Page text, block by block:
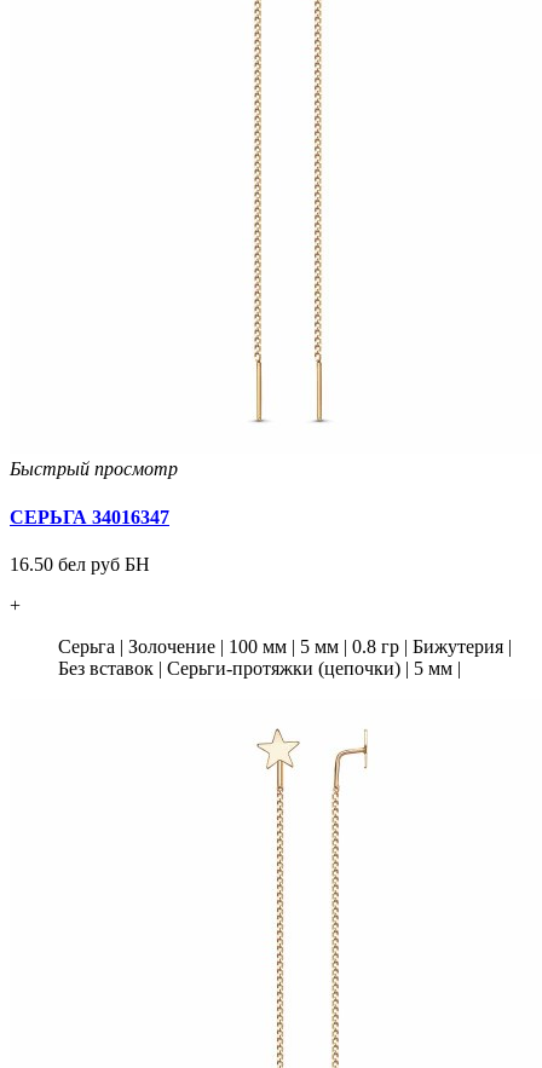
Быстрый просмотр
СЕРЬГА 34016347
16.50 бел руб БН
+
Серьга | Золочение | 100 мм | 5 мм | 0.8 гр | Бижутерия |
Без вставок | Серьги-протяжки (цепочки) | 5 мм |